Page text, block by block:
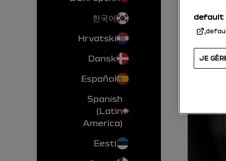
한국어
Hrvatski
Dansk
Español
Spanish
(Latin
America)
Eesti
default
JE